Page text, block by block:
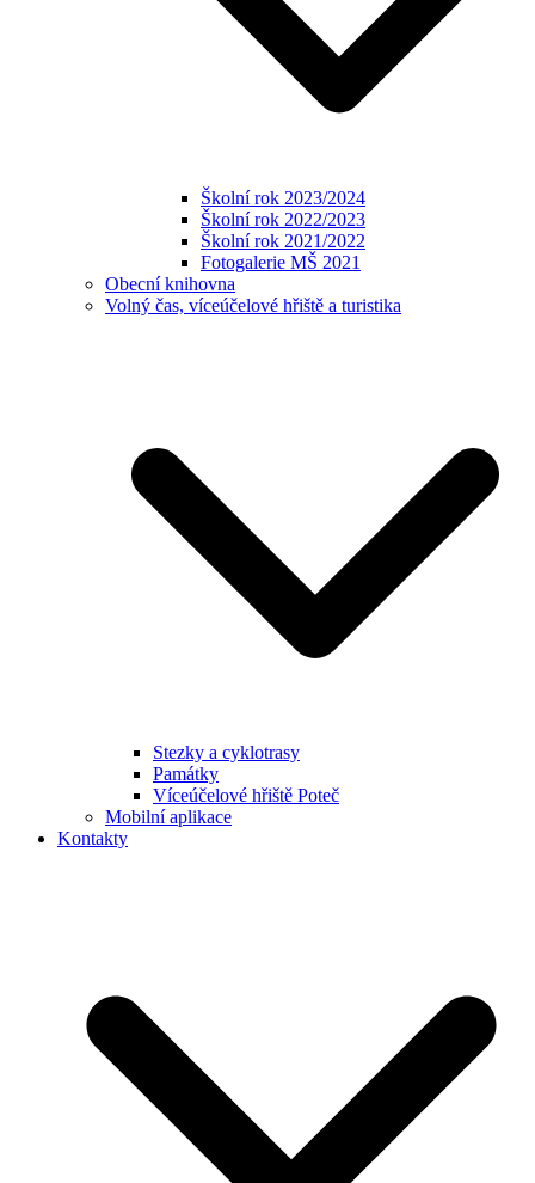
Školní rok 2023/2024
Školní rok 2022/2023
Školní rok 2021/2022
Fotogalerie MŠ 2021
Obecní knihovna
Volný čas, víceúčelové hřiště a turistika
Stezky a cyklotrasy
Památky
Víceúčelové hřiště Poteč
Mobilní aplikace
Kontakty